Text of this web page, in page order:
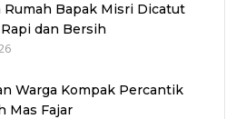
Rumah Bapak Misri Dicatut
dan Bersih
Warga Kompak Percantik
Mas Fajar